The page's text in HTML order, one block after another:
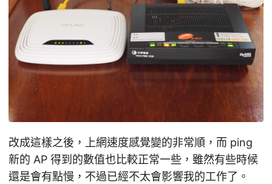
改成這樣之後，上網速度感覺變的非常順，而 ping
新的 AP 得到的數值也比較正常一些，雖然有些時候
還是會有點慢，不過已經不太會影響我的工作了。